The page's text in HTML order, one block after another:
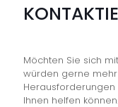
Möchten Sie sich
würden gerne
Ihnen helfen